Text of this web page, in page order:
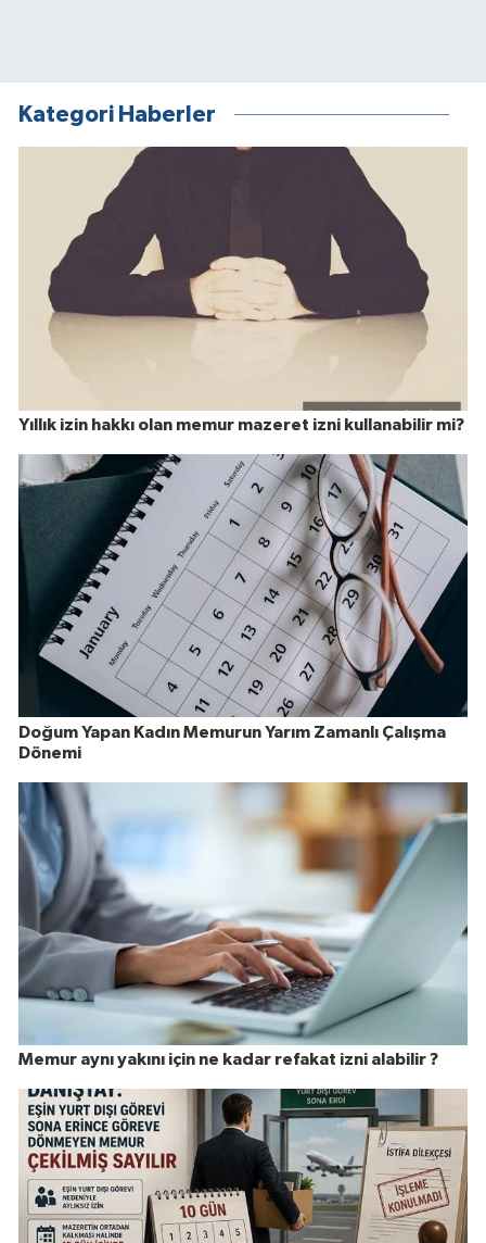
Kategori Haberler
Yıllık izin hakkı olan memur mazeret izni kullanabilir mi?
Doğum Yapan Kadın Memurun Yarım Zamanlı Çalışma
Dönemi
Memur aynı yakını için ne kadar refakat izni alabilir ?